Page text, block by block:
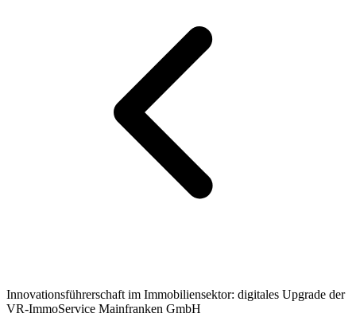
Innovationsführerschaft im Immobiliensektor: digitales Upgrade der
VR-ImmoService Mainfranken GmbH